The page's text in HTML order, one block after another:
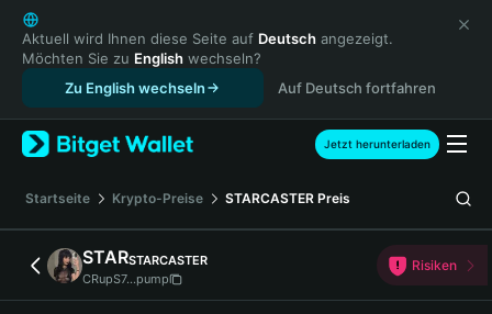
English
日本語
Tiếng Việt
Русский
Español (Latinoamérica)
Türkçe
Français
Deutsch
简体中文
繁體中文
Português (Portugal)
Aktuell wird Ihnen diese Seite auf Deutsch angezeigt.
Möchten Sie zu English wechseln?
Zu English wechseln
Auf Deutsch fortfahren
Jetzt herunterladen
Startseite Krypto-Preise STARCASTER Preis
STARSTARCASTER
CRupS7...pump
Risiken